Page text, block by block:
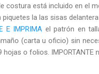
costura está incluido en el
piquetes la las sisas
E IMPRIMA el patrón en
(carta u oficio) sin
hojas o folios. IMPORTANTE